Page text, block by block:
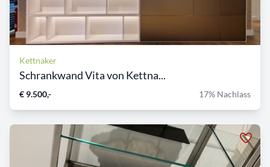
Kettnaker
Schrankwand Vita von Kettna...
€ 9.500,- 17% Nachlass